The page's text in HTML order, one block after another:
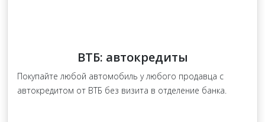
ВТБ: автокредиты
Покупайте любой автомобиль у любого продавца с
автокредитом от ВТБ без визита в отделение банка.